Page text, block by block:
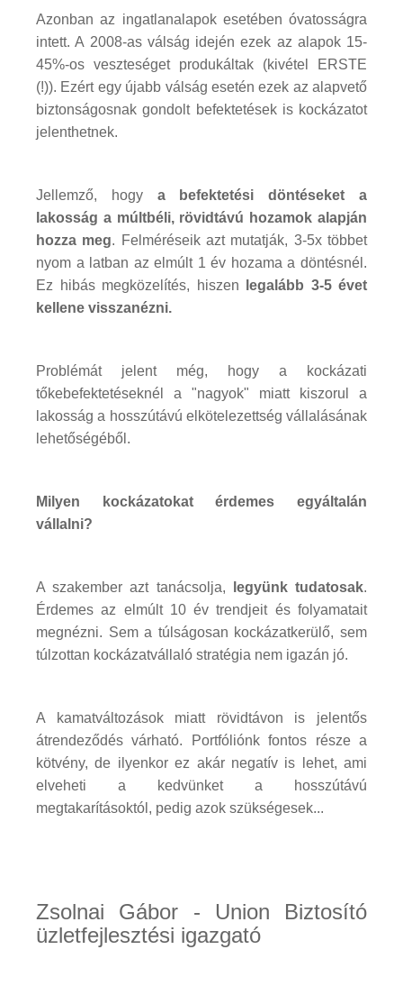
Azonban az ingatlanalapok esetében óvatosságra
intett. A 2008-as válság idején ezek az alapok 15-
45%-os veszteséget produkáltak (kivétel ERSTE
(!)). Ezért egy újabb válság esetén ezek az alapvető
biztonságosnak gondolt befektetések is kockázatot
jelenthetnek.
Jellemző, hogy a befektetési döntéseket a
lakosság a múltbéli, rövidtávú hozamok alapján
hozza meg. Felméréseik azt mutatják, 3-5x többet
nyom a latban az elmúlt 1 év hozama a döntésnél.
Ez hibás megközelítés, hiszen legalább 3-5 évet
kellene visszanézni.
Problémát jelent még, hogy a kockázati
tőkebefektetéseknél a "nagyok" miatt kiszorul a
lakosság a hosszútávú elkötelezettség vállalásának
lehetőségéből.
Milyen kockázatokat érdemes egyáltalán
vállalni?
A szakember azt tanácsolja, legyünk tudatosak.
Érdemes az elmúlt 10 év trendjeit és folyamatait
megnézni. Sem a túlságosan kockázatkerülő, sem
túlzottan kockázatvállaló stratégia nem igazán jó.
A kamatváltozások miatt rövidtávon is jelentős
átrendeződés várható. Portfóliónk fontos része a
kötvény, de ilyenkor ez akár negatív is lehet, ami
elveheti a kedvünket a hosszútávú
megtakarításoktól, pedig azok szükségesek...
Zsolnai Gábor - Union Biztosító
üzletfejlesztési igazgató